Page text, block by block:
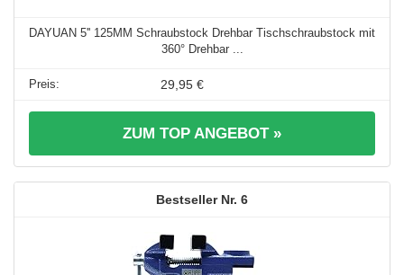
DAYUAN 5'' 125MM Schraubstock Drehbar Tischschraubstock mit
360° Drehbar ...
29,95 €
ZUM TOP ANGEBOT »
6